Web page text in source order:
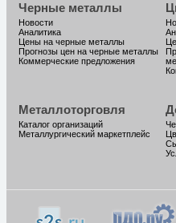
Черные металлы
Новости
Аналитика
Цены на черные металлы
Прогнозы цен на черные металлы
Коммерческие предложения
Металлоторговля
Каталог организаций
Металлургический маркетплейс